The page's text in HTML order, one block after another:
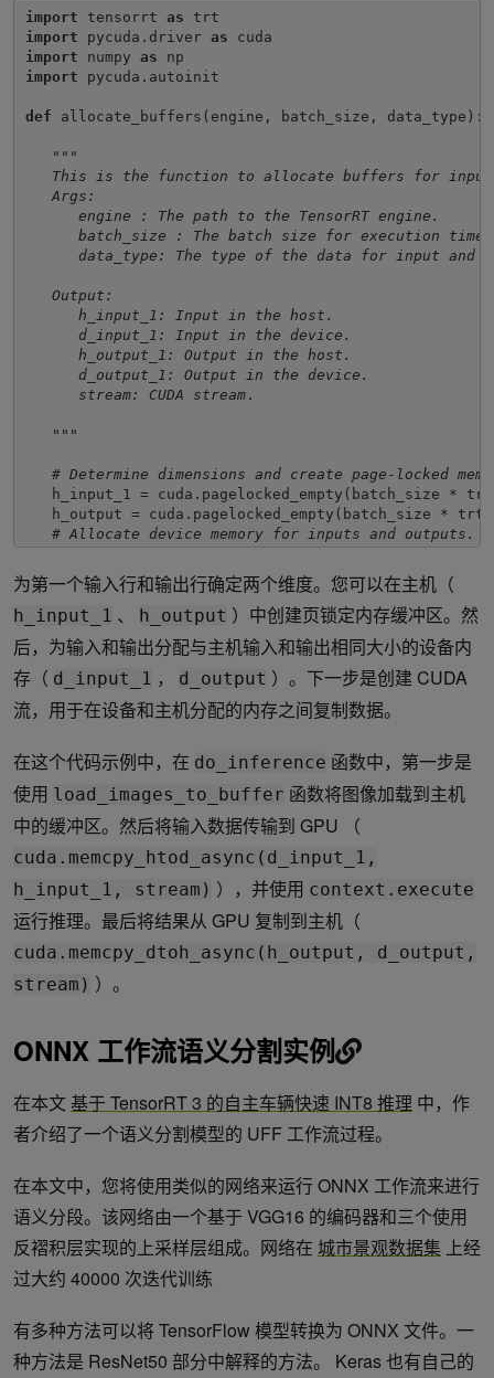
import tensorrt as
import pycuda.driver as
import numpy as
import pycuda.autoinit
def allocate_buffers(engine, batch_size, data_type):
"""
This is the function to allocate buffers for input
Args:
engine : The path to the TensorRT engine.
batch_size : The batch size for execution time
data_type: The type of the data for input and
Output:
h_input_1: Input in the host.
d_input_1: Input in the device.
h_output_1: Output in the host.
d_output_1: Output in the device.
stream: CUDA stream.
"""
# Determine dimensions and create page-locked
h_input_1 = cuda.pagelocked_empty(batch_size *
h_output = cuda.pagelocked_empty(batch_size *
# Allocate device memory for inputs and outputs.
d_input_1 = cuda.mem_alloc(h_input_1.nbytes)
d_output = cuda.mem_alloc(h_output.nbytes)
# Create a stream in which to copy inputs/outputs
return h_input_1, d_input_1, h_output, d_output,
def
load_images_to_buffer(pics, pagelocked_buffer):
preprocessed = np.asarray(pics).ravel()
def do_inference(engine, pics_1, h_input_1,
"""
Args:
engine : Path to the TensorRT engine
pics_1 : Input images to the model.
h_input_1: Input in the host
d_input_1: Input in the device
h_output_1: Output in the host
d_output_1: Output in the device
batch_size : Batch size for execution time
"""
with engine.create_execution_context() as context:
# Transfer input data to the GPU.
cuda.memcpy_htod_async(d_input_1, h_input_1,
# Run inference.
context.profiler = trt.Profiler()
为第一个输入行和输出行确定两个维度。您可以在主机（
h_input_1 、 h_output ）中创建页锁定内存缓冲区。然
后，为输入和输出分配与主机输入和输出相同大小的设备内
存（ d_input_1 ， d_output ）。下一步是创建 CUDA
流，用于在设备和主机分配的内存之间复制数据。
在这个代码示例中，在 do_inference 函数中，第一步是
使用 load_images_to_buffer 函数将图像加载到主机
中的缓冲区。然后将输入数据传输到 GPU （
cuda.memcpy_htod_async(d_input_1,
h_input_1, stream) ），并使用 context.execute
运行推理。最后将结果从 GPU 复制到主机（
cuda.memcpy_dtoh_async(h_output, d_output,
stream) ）。
ONNX 工作流语义分割实例
在本文基于 TensorRT 3 的自主车辆快速 INT8 推理 中，作
者介绍了一个语义分割模型的 UFF 工作流过程。
在本文中，您将使用类似的网络来运行 ONNX 工作流来进行
语义分段。该网络由一个基于 VGG16 的编码器和三个使用
反褶积层实现的上采样层组成。网络在 城市景观数据集 上经
过大约 40000 次迭代训练
有多种方法可以将 TensorFlow 模型转换为 ONNX 文件。一
种方法是 ResNet50 部分中解释的方法。 Keras 也有自己的